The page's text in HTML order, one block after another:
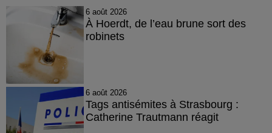
6 août 2026
À Hoerdt, de l’eau brune sort des
robinets
6 août 2026
Tags antisémites à Strasbourg :
Catherine Trautmann réagit